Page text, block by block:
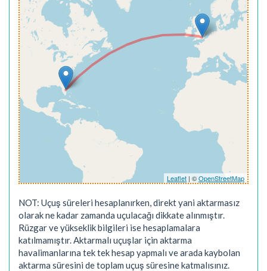
Leaflet | ©OpenStreetMap
NOT: Uçuş süreleri hesaplanırken, direkt yani aktarmasız
olarak ne kadar zamanda uçulacağı dikkate alınmıştır.
Rüzgar ve yükseklik bilgileri ise hesaplamalara
katılmamıştır. Aktarmalı uçuşlar için aktarma
havalimanlarına tek tek hesap yapmalı ve arada kaybolan
aktarma süresini de toplam uçuş süresine katmalısınız.